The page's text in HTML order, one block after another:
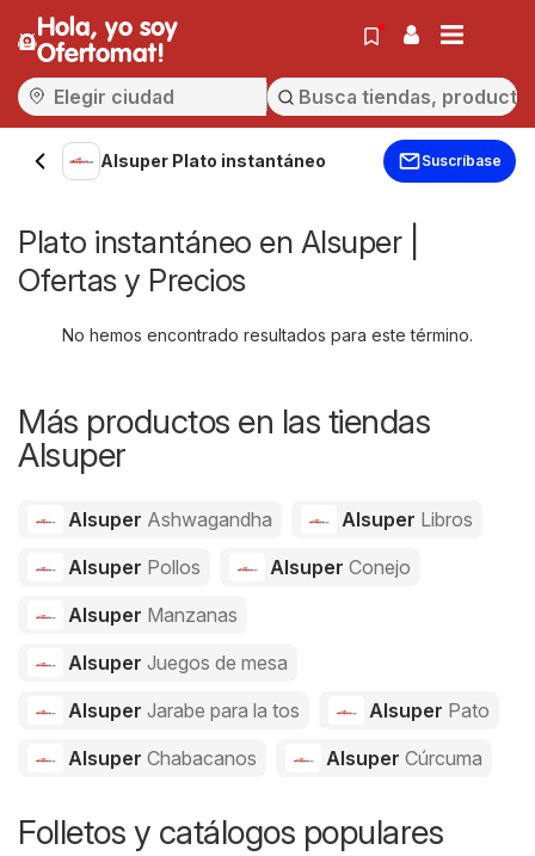
Hola, yo soy
Ofertomat!
Alsuper Plato instantáneo Suscríbase
Plato instantáneo en Alsuper |
Ofertas y Precios
No hemos encontrado resultados para este término.
Más productos en las tiendas
Alsuper
Alsuper Ashwagandha Alsuper Libros
Alsuper Pollos Alsuper Conejo
Alsuper Manzanas
Alsuper Juegos de mesa
Alsuper Jarabe para la tos Alsuper Pato
Alsuper Chabacanos Alsuper Cúrcuma
Folletos y catálogos populares